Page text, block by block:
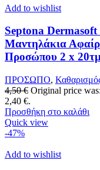
Add to wishlist
Septona
Μαντηλάκια
Προσώπου 2 x
ΠΡΟΣΩΠΟ,
4,50€ Original price
2,40 €.
Προσθήκη στο καλάθι
Quick view
-47%
Add to wishlist